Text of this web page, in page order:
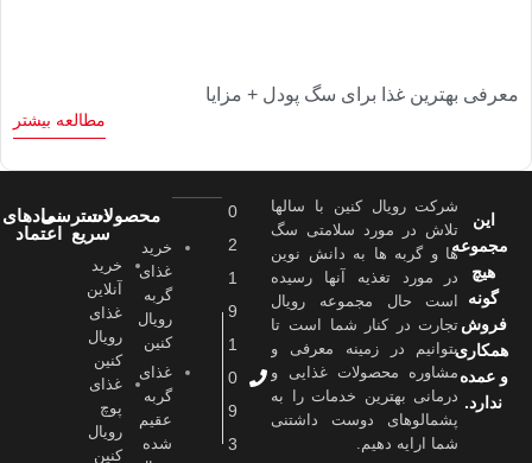
معرفی بهترین غذا برای سگ پودل + مزایا
مطالعه بیشتر
این
مجموعه
هیچ
گونه
فروش
همکاری
و عمده
ندارد.
شرکت رویال کنین با سالها
تلاش در مورد سلامتی سگ
ها و گربه ها به دانش نوین
در مورد تغذیه آنها رسیده
است حال مجموعه رویال
تجارت در کنار شما است تا
بتوانیم در زمینه معرفی و
مشاوره محصولات غذایی و
درمانی بهترین خدمات را به
پشمالوهای دوست داشتنی
شما ارايه دهیم.
0
2
1
9
1
0
9
3
محصولات
خرید
غذای
گربه
رویال
کنین
غذای
گربه
عقیم
شده
دسترسی
سریع
خرید
آنلاین
غذای
رویال
کنین
غذای
پوچ
رویال
کنین
نمادهای
اعتماد